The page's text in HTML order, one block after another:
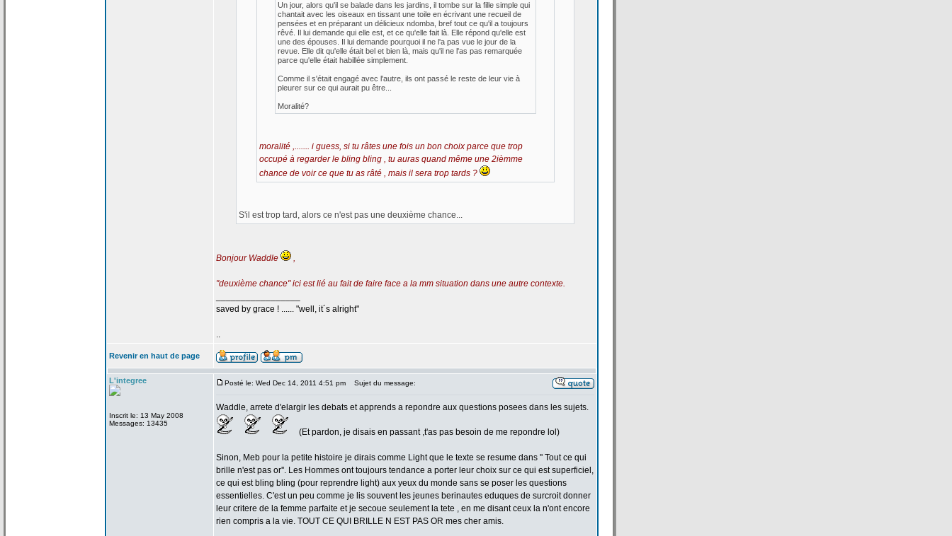
Un jour, alors qu'il se balade dans les jardins, il tombe sur lafille simple qui
chantait avec les oiseaux en tissant une toile en écrivant une recueil de
pensées et en préparant un délicieux ndomba, bref tout ce qu'il atoujours
rêvé. Il lui demande qui elle est, et ce qu'elle fait là. Elle répond qu'elle est
une des épouses. Il lui demande pourquoi il ne l'apas vue le jour dela
revue. Elle dit qu'elle était bel et bien là, mais qu'il ne l'as pas remarquée
parce qu'elle était habillée simplement.
Comme il s'était engagé avec l'autre, ils ont passé le reste deleur vie à
pleurer sur ce qui aurait pu être...
Moralité?
moralité ,....... i guess, si tu râtes une fois un bon choix parce que trop
occupé à regarder le bling bling , tu auras quand même une 2ièmme
chance devoir ce que tu as râté , mais il sera trop tards ?
S'il est trop tard, alors ce n'est pas une deuxième chance...
Bonjour Waddle ,
"deuxième chance" ici est lié au fait de faire face a la mm situation dans une autre contexte.
saved by grace ! ...... "well, it´s alright"
..
Revenir en haut de page
L'integree
Inscrit le: 13 May 2008
Messages: 13435
Posté le: Wed Dec 14, 2011 4:51 pm Sujet du message:
Waddle, arrete d'elargir les debats et apprends a repondre aux questions posees dans les sujets.
(Et pardon, je disais en passant ,t'as pas besoin de me repondre lol)
Sinon, Meb pour la petite histoire je dirais comme Light que le texte se resume dans '' Tout ce qui
brille n'est pas or''. Les Hommes ont toujours tendance a porter leur choix sur ce qui est superficiel,
ce qui est bling bling (pour reprendre light) aux yeux du monde sans se poser les questions
essentielles. C'est un peu comme je lis souvent les jeunes berinautes eduques de surcroit donner
leur critere de la femme parfaite et je secoue seulement la tete , en me disant ceux la n'ont encore
rien compris a la vie. TOUT CE QUI BRILLE N EST PAS OR mes cher amis.